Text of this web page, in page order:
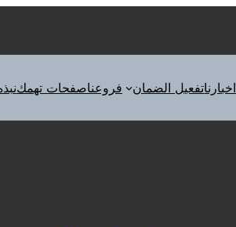
صفحات تهمكفروعنا تفعيل الضماناخبارنا